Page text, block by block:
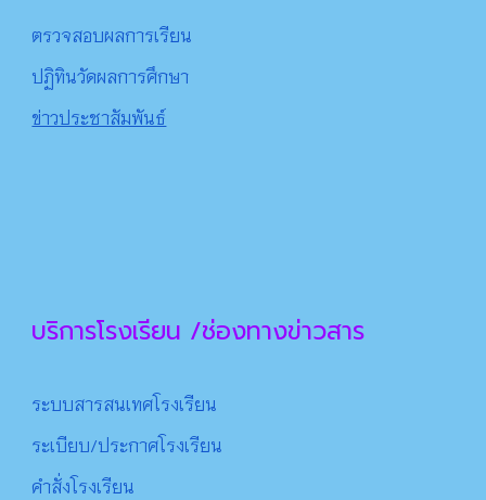
ตรวจสอบผลการเรียน
ปฏิทินวัดผลการศึกษา
ข่าวประชาสัมพันธ์
บริการโรงเรียน /ช่องทางข่าวสาร
ระบบสารสนเทศโรงเรียน
ระเบียบ/ประกาศโรงเรียน
คำสั่งโรงเรียน